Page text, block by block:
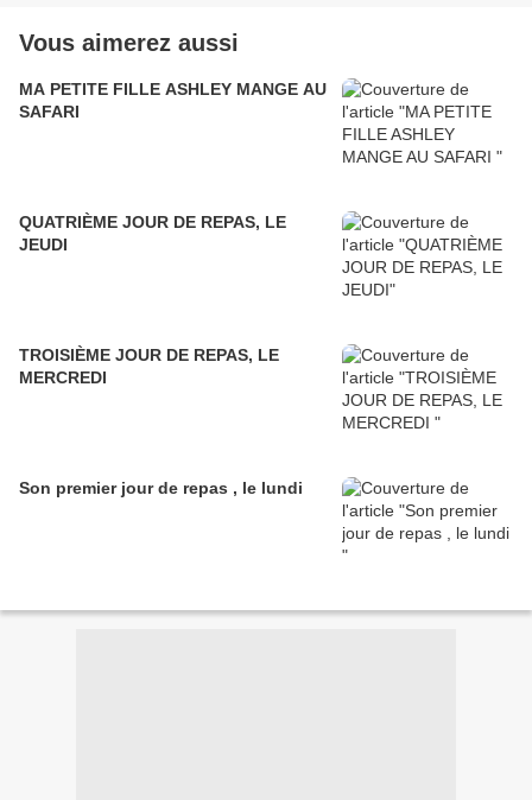
Vous aimerez aussi
MA PETITE FILLE ASHLEY MANGE AU
SAFARI
QUATRIÈME JOUR DE REPAS, LE
JEUDI
TROISIÈME JOUR DE REPAS, LE
MERCREDI
Son premier jour de repas , le lundi